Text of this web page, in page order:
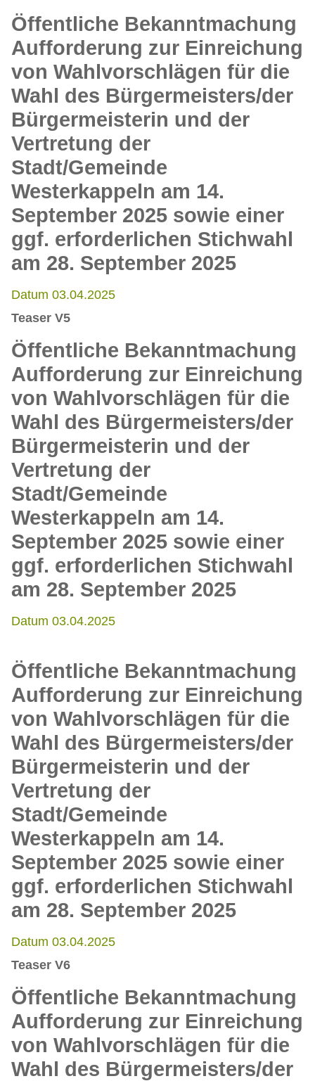
Öffentliche Bekanntmachung
Aufforderung zur Einreichung
von Wahlvorschlägen für die
Wahl des Bürgermeisters/der
Bürgermeisterin und der
Vertretung der
Stadt/Gemeinde
Westerkappeln am 14.
September 2025 sowie einer
ggf. erforderlichen Stichwahl
am 28. September 2025
Datum 03.04.2025
Teaser V5
Öffentliche Bekanntmachung
Aufforderung zur Einreichung
von Wahlvorschlägen für die
Wahl des Bürgermeisters/der
Bürgermeisterin und der
Vertretung der
Stadt/Gemeinde
Westerkappeln am 14.
September 2025 sowie einer
ggf. erforderlichen Stichwahl
am 28. September 2025
Datum 03.04.2025
Öffentliche Bekanntmachung
Aufforderung zur Einreichung
von Wahlvorschlägen für die
Wahl des Bürgermeisters/der
Bürgermeisterin und der
Vertretung der
Stadt/Gemeinde
Westerkappeln am 14.
September 2025 sowie einer
ggf. erforderlichen Stichwahl
am 28. September 2025
Datum 03.04.2025
Teaser V6
Öffentliche Bekanntmachung
Aufforderung zur Einreichung
von Wahlvorschlägen für die
Wahl des Bürgermeisters/der